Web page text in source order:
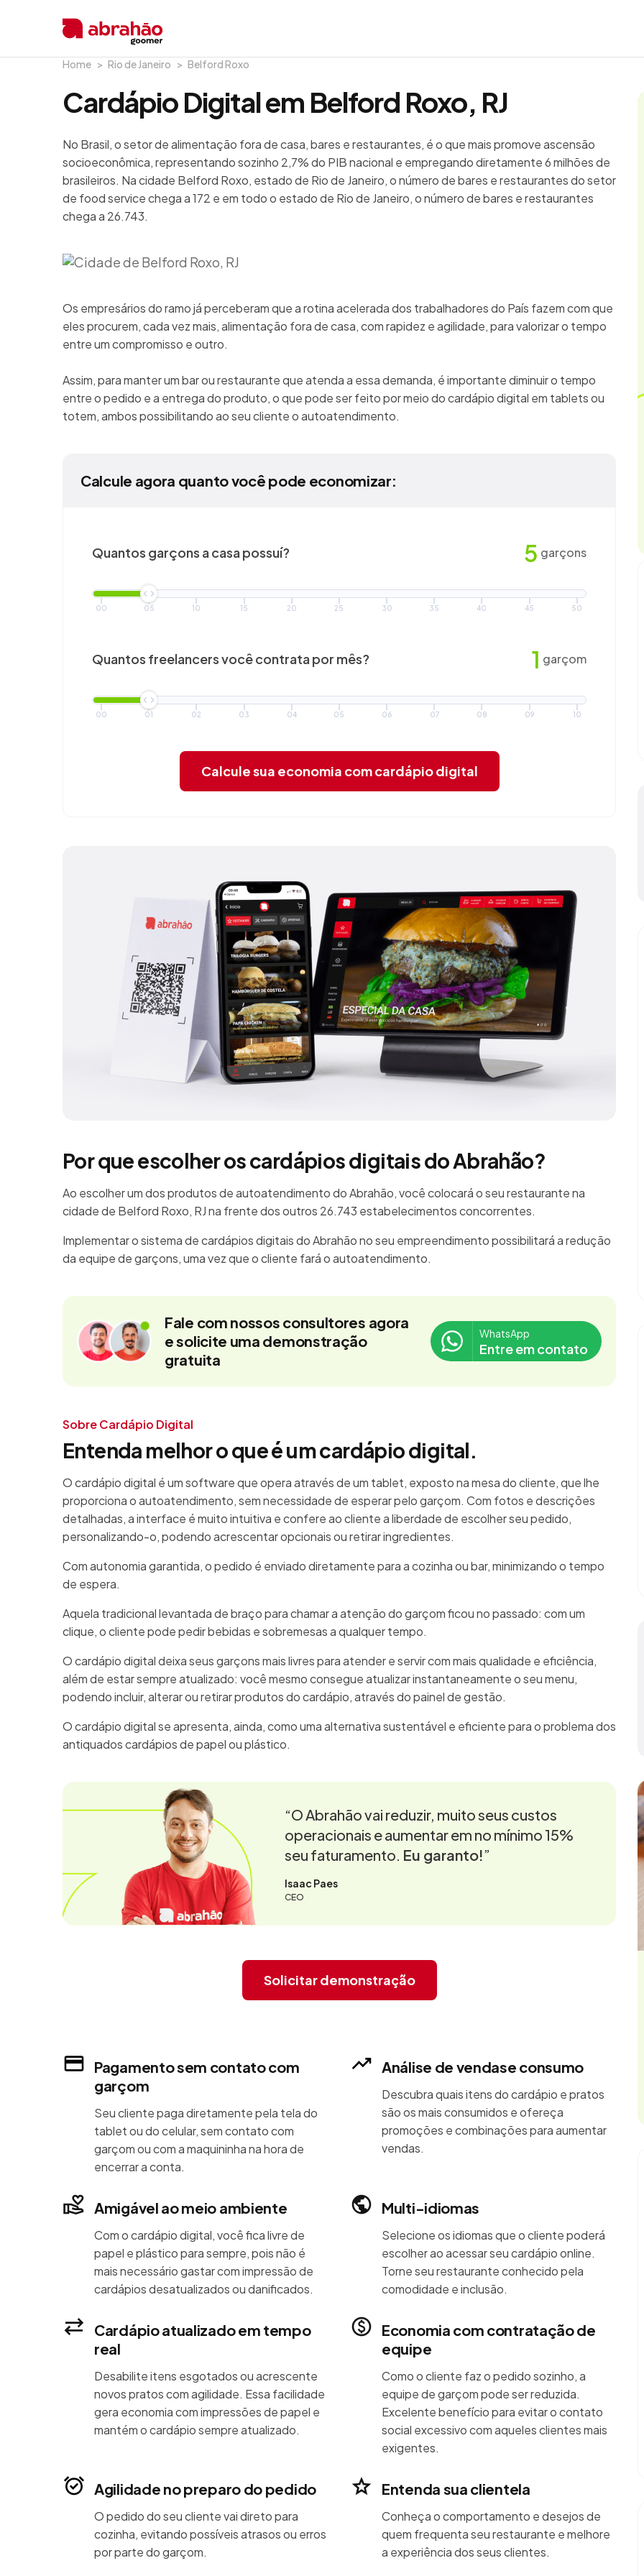
Home Rio de Janeiro Belford Roxo
Cardápio Digital em Belford Roxo, RJ
No Brasil, o setor de alimentação fora de casa, bares e restaurantes, é o que mais promove ascensão
socioeconômica, representando sozinho 2,7% do PIB nacional e empregando diretamente 6 milhões de
brasileiros. Na cidade Belford Roxo, estado de Rio de Janeiro, o número de bares e restaurantes do setor
de food service chega a 172 e em todo o estado de Rio de Janeiro, o número de bares e restaurantes
chega a 26.743.
Os empresários do ramo já perceberam que a rotina acelerada dos trabalhadores do País fazem com que
eles procurem, cada vez mais, alimentação fora de casa, com rapidez e agilidade, para valorizar o tempo
entre um compromisso e outro.
Assim, para manter um bar ou restaurante que atenda a essa demanda, é importante diminuir o tempo
entre o pedido e a entrega do produto, o que pode ser feito por meio do cardápio digital em tablets ou
totem, ambos possibilitando ao seu cliente o autoatendimento.
Calcule agora quanto você pode economizar:
Quantos garçons a casa possuí? 5 garçons
00 05 10 15 20 25 30 35 40 45 50
Quantos freelancers vocêcontrata por mês? 1 garçom
00 01 02 03 04 05 06 07 08 09 10
Calcule sua economia com cardápio digital
Por que escolher os cardápios digitais do Abrahão?
Ao escolher um dos produtos de autoatendimento do Abrahão, você colocará o seu restaurante na
cidade de Belford Roxo, RJ na frente dos outros 26.743 estabelecimentos concorrentes.
Implementar o sistema de cardápios digitais do Abrahão no seu empreendimento possibilitará a redução
da equipe de garçons, uma vez que o cliente fará o autoatendimento.
Fale com nossos consultores agora
e solicite uma demonstração
gratuita
WhatsApp
Entre em contato
Sobre Cardápio Digital
Entenda melhor o que é um cardápio digital.
O cardápio digital é um software que opera através de um tablet, exposto na mesa do cliente, que lhe
proporciona o autoatendimento, sem necessidade de esperar pelo garçom. Com fotos e descrições
detalhadas, a interface é muito intuitiva e confere ao cliente a liberdade de escolher seu pedido,
personalizando-o, podendo acrescentar opcionais ou retirar ingredientes.
Com autonomia garantida, o pedido é enviado diretamente para a cozinha ou bar, minimizando o tempo
de espera.
Aquela tradicional levantada de braço para chamar a atenção do garçom ficou no passado: com um
clique, o cliente pode pedir bebidas e sobremesas a qualquer tempo.
O cardápio digital deixa seus garçons mais livres para atender e servir com mais qualidade e eficiência,
além de estar sempre atualizado: você mesmo consegue atualizar instantaneamente o seu menu,
podendo incluir, alterar ou retirar produtos do cardápio, através do painel de gestão.
O cardápio digital se apresenta, ainda, como uma alternativa sustentável e eficiente para o problema dos
antiquados cardápios de papel ou plástico.
“O Abrahão vai reduzir, muito seus custos
operacionais e aumentar em no mínimo 15%
seu faturamento. Eu garanto!”
Isaac Paes
CEO
Solicitar demonstração
Pagamento sem contato com
garçom
Seu cliente paga diretamente pela tela do
tablet ou do celular, sem contato com
garçom ou com a maquininha na hora de
encerrar a conta.
Análise de vendase consumo
Descubra quais itens do cardápio e pratos
são os mais consumidos e ofereça
promoções e combinações para aumentar
vendas.
Amigável ao meio ambiente
Com o cardápio digital, você fica livre de
papel e plástico para sempre, pois não é
mais necessário gastar com impressão de
cardápios desatualizados ou danificados.
Multi-idiomas
Selecione os idiomas que o cliente poderá
escolher ao acessar seu cardápio online.
Torne seu restaurante conhecido pela
comodidade e inclusão.
Cardápio atualizado em tempo
real
Desabilite itens esgotados ou acrescente
novos pratos com agilidade. Essa facilidade
gera economia com impressões de papel e
mantém o cardápio sempre atualizado.
Economia com contratação de
equipe
Como o cliente faz o pedido sozinho, a
equipe de garçom pode ser reduzida.
Excelente benefício para evitar o contato
social excessivo com aqueles clientes mais
exigentes.
Agilidade no preparo do pedido
O pedido do seu cliente vai direto para
cozinha, evitando possíveis atrasos ou erros
por parte do garçom.
Entenda sua clientela
Conheça o comportamento e desejos de
quem frequenta seu restaurante e melhore
a experiência dos seus clientes.